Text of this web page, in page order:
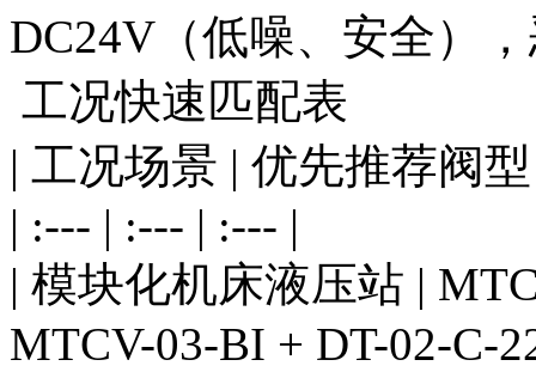
DC24V（低噪、安全）
工况快速匹配表
| 工况场景 | 优先推荐阀
| :--- | :--- | :--- |
| 模块化机床液压站 |
MTCV-03-BI + DT-02-C-